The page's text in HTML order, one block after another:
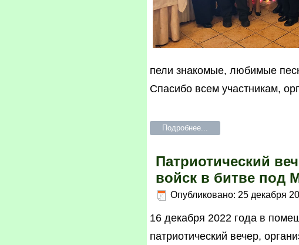
пели знакомые, любимые
Спасибо всем участникам,
Подробнее...
Патриотический
войск в битве под
Опубликовано: 25 декабря
16 декабря 2022 года в
патриотический вечер,